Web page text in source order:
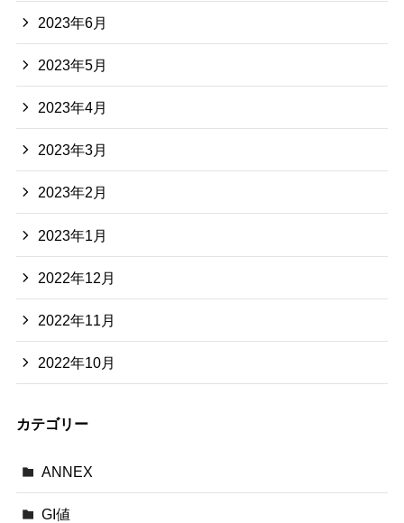
2023年6月
2023年5月
2023年4月
2023年3月
2023年2月
2023年1月
2022年12月
2022年11月
2022年10月
カテゴリー
ANNEX
GI値